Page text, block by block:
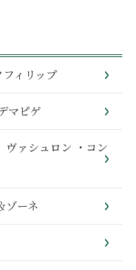
ィリップ
マピゲ
ァシュロン ・コン
ーネ